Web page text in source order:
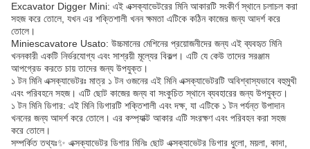
Excavator Digger Mini: এই এক্সক্যাভেটরের মিনি আকারটি সংকীর্ণ স্থানে চলাচল করা
সহজ করে তোলে, যখন এর শক্তিশালী খনন ক্ষমতা এটিকে কঠিন কাজের জন্য আদর্শ করে
তোলে।
Miniescavatore Usato: উচ্চমানের মেশিনের প্রয়োজনীদের জন্য এই ব্যবহৃত মিনি
খননকারী একটি নির্ভরযোগ্য এবং সাশ্রয়ী মূল্যের বিকল্প। এটি যে কেউ তাদের সরঞ্জাম
আপগ্রেড করতে চায় তাদের জন্য উপযুক্ত।
১ টন মিনি এক্সক্যাভেটরঃ মাত্র ১ টন ওজনের এই মিনি এক্সক্যাভেটরটি অবিশ্বাস্যভাবে বহুমুখী
এবং পরিবহনে সহজ। এটি ছোট কাজের জন্য বা সংকুচিত স্থানে ব্যবহারের জন্য উপযুক্ত।
১ টন মিনি ডিগার: এই মিনি ডিগারটি শক্তিশালী এবং দক্ষ, যা এটিকে ১ টন পর্যন্ত উপাদান
খননের জন্য আদর্শ করে তোলে। এর কম্প্যাক্ট আকার এটি সংরক্ষণ এবং পরিবহন করা সহজ
করে তোলে।
সম্পর্কিত তথ্যঃ✨ এক্সক্যাভেটর ডিগার মিনিঃ ছোট এক্সক্যাভেটর ডিগার ধুলো, ময়লা, কাদা,